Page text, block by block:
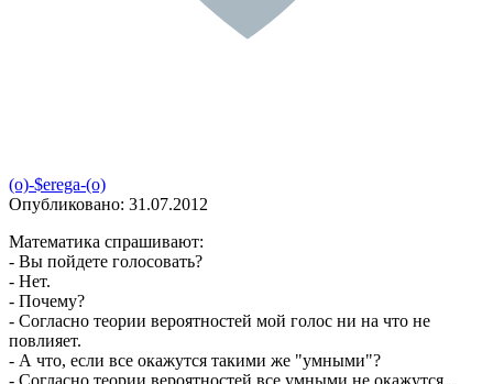
(o)-$erega-(o)
Опубликовано: 31.07.2012
Математика спрашивают:
- Вы пойдете голосовать?
- Нет.
- Почему?
- Согласно теории вероятностей мой голос ни на что не
повлияет.
- А что, если все окажутся такими же "умными"?
- Согласно теории вероятностей все умными не окажутся...